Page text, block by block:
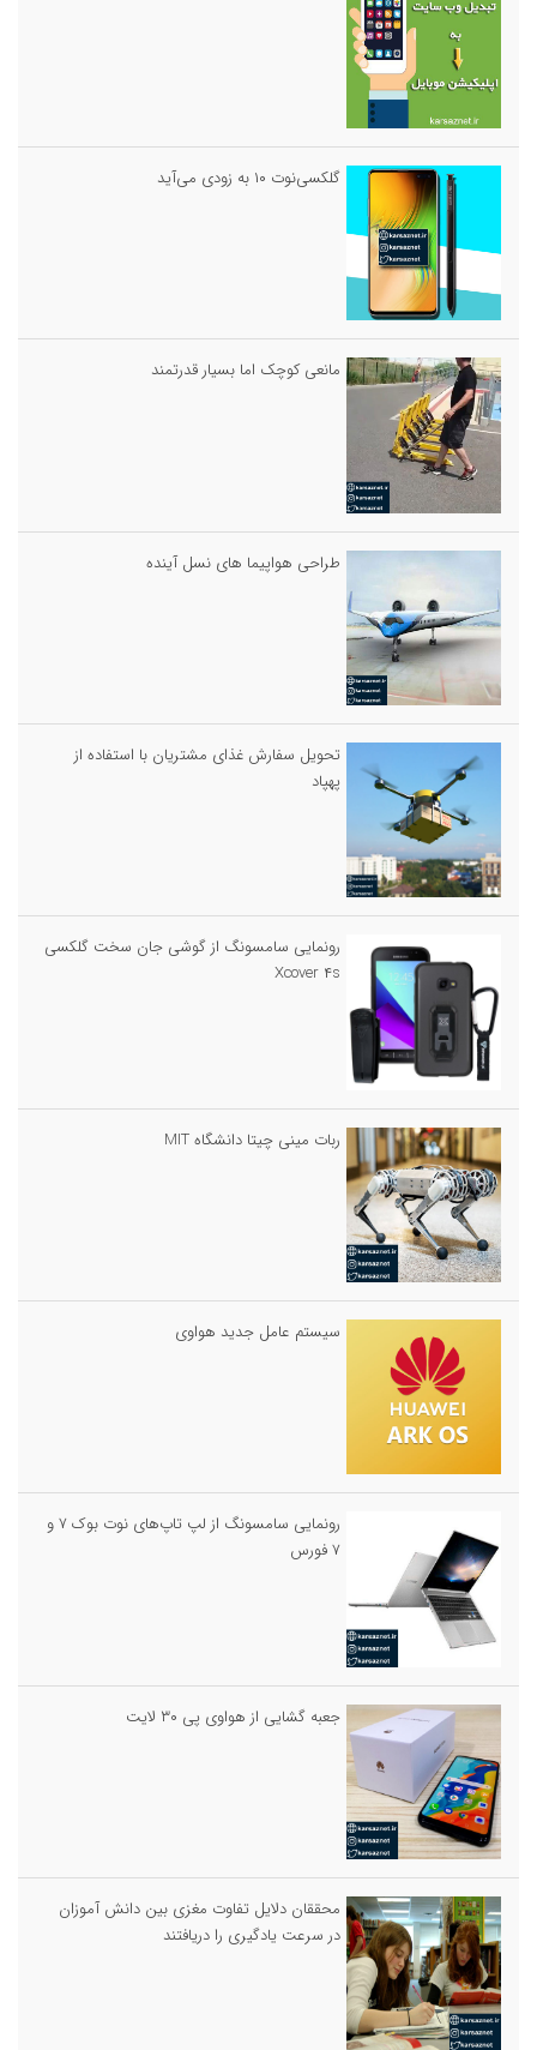
گلکسی‌نوت ۱۰ به زودی می‌آید
مانعی کوچک اما بسیار قدرتمند
طراحی هواپیما های نسل آینده
تحویل سفارش غذای مشتریان با استفاده از
پهپاد
رونمایی سامسونگ از گوشی جان سخت گلکسی
Xcover ۴s
ربات مینی چیتا دانشگاه MIT
سیستم عامل جدید هواوی
رونمایی سامسونگ از لپ تاپ‌های نوت بوک ۷ و
۷ فورس
جعبه گشایی از هواوی پی ۳۰ لایت
محققان دلایل تفاوت مغزی بین دانش آموزان
در سرعت یادگیری را دریافتند